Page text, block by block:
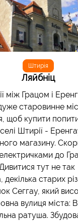
Штирія
Ляйбніц
між Грацом і
старовинне
щоб купити
Штирії -
магазину.
до
тут не так
декілька старих
Сеггау, який
вулиця міста:
ратуша.